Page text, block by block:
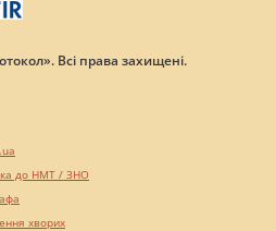
Всі права захищені.
до НМТ / ЗНО
хворих